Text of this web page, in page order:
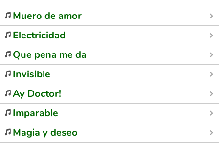
Muero de amor
Electricidad
Que pena me da
Invisible
Ay Doctor!
Imparable
Magia y deseo